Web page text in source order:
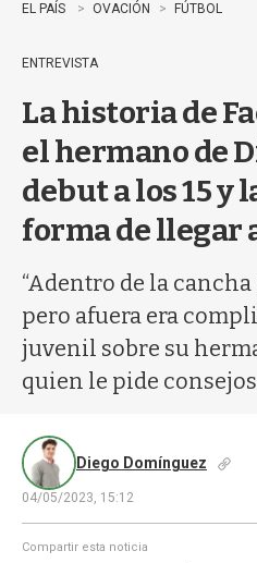
EL PAÍS OVACIÓN FÚTBOL
ENTREVISTA
La historia de
el hermano de
debut a los 15 y
forma de llegar
“Adentro de la
pero afuera era
juvenil sobre su
quien le pide
Diego Domínguez
04/05/2023, 15:12
Compartir esta noticia